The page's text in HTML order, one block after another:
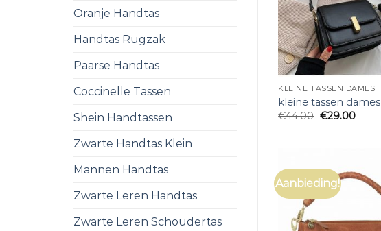
Oranje Handtas
Handtas Rugzak
Paarse Handtas
Coccinelle Tassen
Shein Handtassen
Zwarte Handtas Klein
Mannen Handtas
Zwarte Leren Handtas
Zwarte Leren Schoudertas
KLEINE TASSEN DAMES
kleine tassen dames
€44.00 €29.00
Aanbieding!